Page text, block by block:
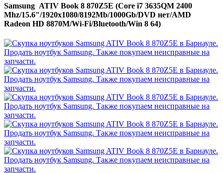
Samsung ATIV Book 8 870Z5E (Core i7 3635QM 2400
Mhz/15.6"/1920x1080/8192Mb/1000Gb/DVD нет/AMD
Radeon HD 8870M/Wi-Fi/Bluetooth/Win 8 64)